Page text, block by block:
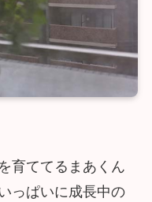
育ててるまあくん
っぱいに成長中の